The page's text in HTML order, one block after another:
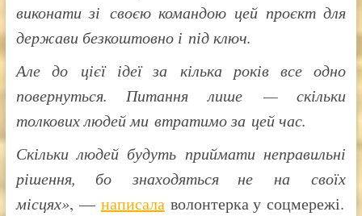
виконати зі своєю командою цей проєкт для
держави безкоштовно і під ключ.
Але до цієї ідеї за кілька років все одно
повернуться. Питання лише — скільки
толкових людей ми втратимо за цей час.
Скільки людей будуть приймати неправильні
рішення, бо знаходяться не на своїх
місцях», — написалаволонтерка у соцмережі.